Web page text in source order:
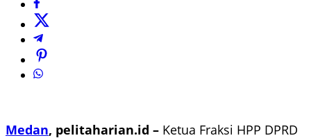
Medan, pelitaharian.id – Ketua Fraksi HPP DPRD